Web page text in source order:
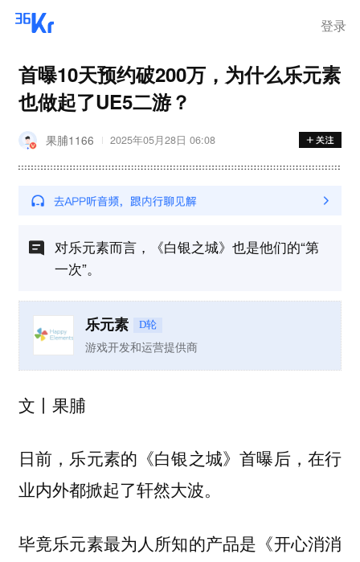
登录
首曝10天预约破200万，为什么乐元素
也做起了UE5二游？
果脯1166 2025年05月28日 06:08
对乐元素而言，《白银之城》也是他们的“第
一次”。
乐元素 D轮
游戏开发和运营提供商
文丨果脯
日前，乐元素的《白银之城》首曝后，在行
业内外都掀起了轩然大波。
毕竟乐元素最为人所知的产品是《开心消消